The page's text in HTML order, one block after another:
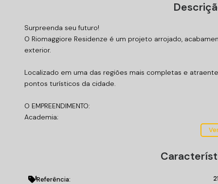
Surpreenda seu futuro!
O Riomaggiore Residenze é um projeto arrojado,
exterior.
Localizado em uma das regiões mais completas e
pontos turísticos da cidade.
O EMPREENDIMENTO:
Academia;
Referência: